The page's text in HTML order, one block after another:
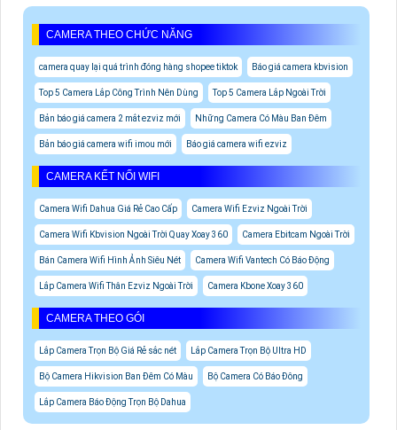
CAMERA THEO CHỨC NĂNG
camera quay lại quá trình đóng hàng shopee tiktok Báo giá camera kbvision
Top 5 Camera Lắp Công Trình Nên Dùng Top 5 Camera Lắp Ngoài Trời
Bản báo giá camera 2 mắt ezviz mới Những Camera Có Màu Ban Đêm
Bản báo giá camera wifi imou mới Báo giá camera wifi ezviz
CAMERA KẾT NỐI WIFI
Camera Wifi Dahua Giá Rẻ Cao Cấp Camera Wifi Ezviz Ngoài Trời
Camera Wifi Kbvision Ngoài Trời Quay Xoay 360 Camera Ebitcam Ngoài Trời
Bán Camera Wifi Hình Ảnh Siêu Nét Camera Wifi Vantech Có Báo Động
Lắp Camera Wifi Thân Ezviz Ngoài Trời Camera Kbone Xoay 360
CAMERA THEO GÓI
Lắp Camera Trọn Bộ Giá Rẻ sắc nét Lắp Camera Trọn Bộ Ultra HD
Bộ Camera Hikvision Ban Đêm Có Màu Bộ Camera Có Báo Đông
Lắp Camera Báo Động Trọn Bộ Dahua